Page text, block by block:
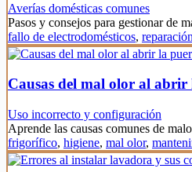
Averías domésticas comunes
Pasos y consejos para gestionar de
fallo de electrodomésticos,
Causas del mal olor al
Uso incorrecto y configuración
Aprende las causas comunes de
frigorífico, higiene, mal olor,